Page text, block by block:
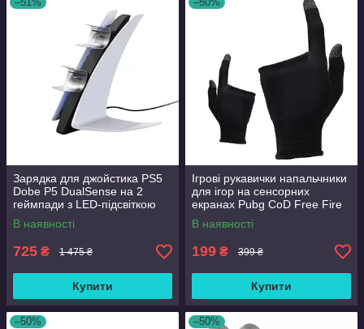
Зарядка для джойстика PS5
Dobe P5 DualSense на 2
геймпади з LED-підсвіткою
P5V Світло-сірий
В наявності
725 ₴ 1 475 ₴
Купити
Ігрові рукавички напальчники
для ігор на сенсорних
екранах Pubg CoD Free Fire
MEMO FS02
В наявності
199 ₴ 399 ₴
Купити
–50% –50%